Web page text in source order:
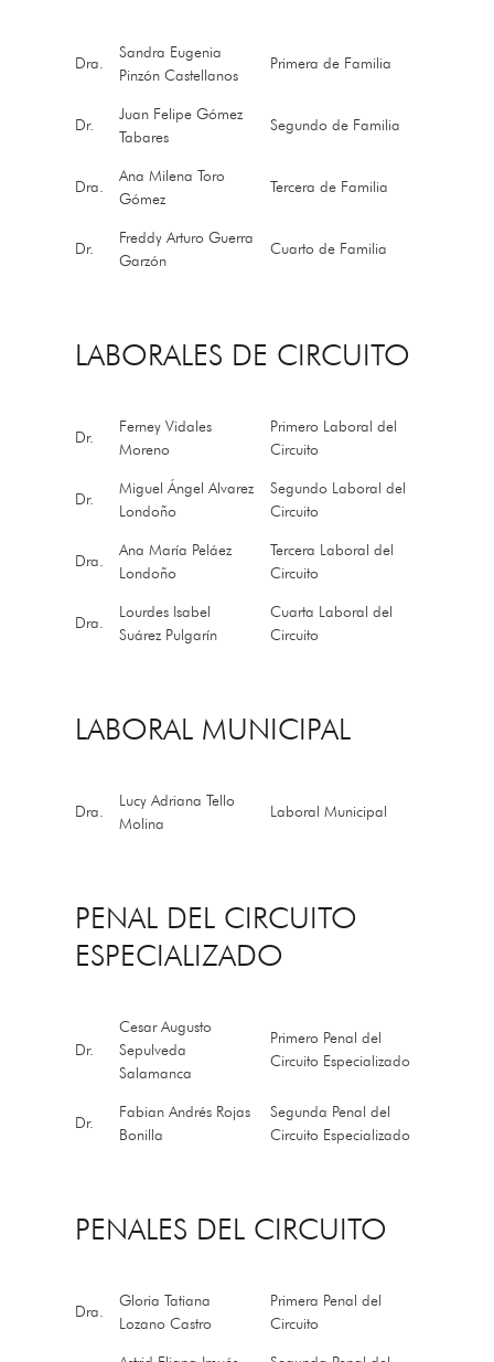
Dra.
Sandra Eugenia
Pinzón Castellanos
Primera de Familia
Dr.
Juan Felipe Gómez
Tabares
Segundo de Familia
Dra.
Ana Milena Toro
Gómez
Tercera de Familia
Dr.
Freddy Arturo Guerra
Garzón
Cuarto de Familia
LABORALES DE CIRCUITO
Dr.
Ferney Vidales
Moreno
Primero Laboral del
Circuito
Dr.
Miguel Ángel Alvarez
Londoño
Segundo Laboral del
Circuito
Dra.
Ana María Peláez
Londoño
Tercera Laboral del
Circuito
Dra.
Lourdes Isabel
Suárez Pulgarín
Cuarta Laboral del
Circuito
LABORAL MUNICIPAL
Dra.
Lucy Adriana Tello
Molina
Laboral Municipal
PENAL DEL CIRCUITO
ESPECIALIZADO
Dr.
Cesar Augusto
Sepulveda
Salamanca
Primero Penal del
Circuito Especializado
Dr.
Fabian Andrés Rojas
Bonilla
Segunda Penal del
Circuito Especializado
PENALES DEL CIRCUITO
Dra.
Gloria Tatiana
Lozano Castro
Primera Penal del
Circuito